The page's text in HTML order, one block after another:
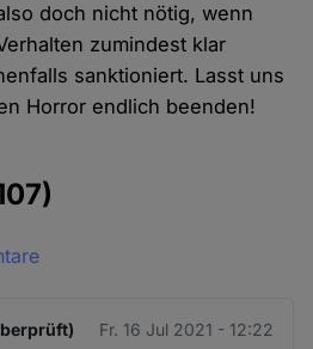
doch nicht nötig, wenn
zumindest klar
sanktioniert. Lasst uns
Horror endlich beenden!
Fr. 16 Jul 2021 - 12:22